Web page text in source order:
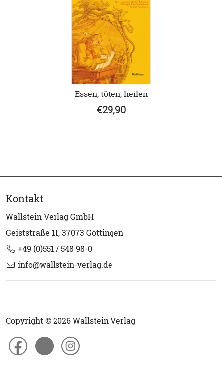
Essen, töten, heilen
€29,90
Kontakt
Wallstein Verlag GmbH
Geiststraße 11, 37073 Göttingen
+49 (0)551 / 548 98-0
info@wallstein-verlag.de
Copyright © 2026 Wallstein Verlag